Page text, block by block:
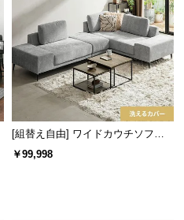
[組替え自由] ワイドカウチソファ
セット
￥99,998